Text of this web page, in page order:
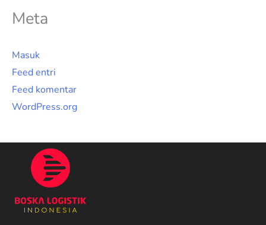
Meta
Masuk
Feed entri
Feed komentar
WordPress.org